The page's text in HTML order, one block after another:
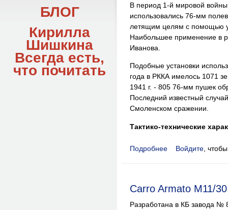
БЛОГ
Кирилла
Шишкина
Всегда есть,
что почитать
В период 1-й мировой
использовались 76-мм
летящим целям с помощью
Наибольшее применение в
Иванова.
Подобные установки
года в РККА имелось 1071
1941 г. - 805 76-мм пушек
Последний известный
Смоленском сражении.
Тактико-технические
Подробнее о Veicolo Trasporto
Войдите ,
Carro Armato M11/30
Разработана в КБ завода №